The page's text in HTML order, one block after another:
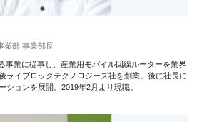
業部 事業部長
事業に従事し、産業用モバイル回線ルーターを業界
ライブロックテクノロジーズ社を創業。後に社長に
ションを展開。2019年2月より現職。